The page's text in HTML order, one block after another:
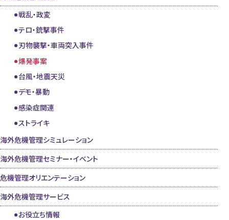
戦乱・政変
テロ・銃撃事件
刃物襲撃・車両突入事件
爆発事案
台風・地震天災
デモ・暴動
感染症関連
ストライキ
海外危機管理シミュレーション
海外危機管理セミナー・イベント
危機管理オリエンテーション
海外危機管理サービス
お役立ち情報